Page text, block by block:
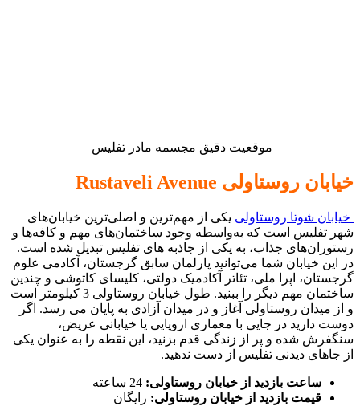
موقعیت دقیق مجسمه مادر تفلیس
خیابان روستاولی Rustaveli Avenue
خیابان شوتا روستاولی یکی از مهم‌ترین و اصلی‌ترین خیابان‌های
شهر تفلیس است که به‌واسطه وجود ساختمان‌های مهم و کافه‌ها و
رستوران‌های جذاب، به یکی از جاذبه های تفلیس تبدیل شده است.
در این خیابان شما می‌توانید پارلمان سابق گرجستان، آکادمی علوم
گرجستان، اپرا ملی، تئاتر آکادمیک دولتی، کلیسای کاتوشی و چندین
ساختمان مهم دیگر را ببنید. طول خیابان روستاولی 3 کیلومتر است
و از میدان روستاولی آغاز و در میدان آزادی به پایان می رسد. اگر
دوست دارید در جایی با معماری اروپایی یا خیابانی عریض،
سنگفرش شده و پر از زندگی قدم بزنید، این نقطه را به عنوان یکی
از جاهای دیدنی تفلیس از دست ندهید.
ساعت بازدید از خیابان روستاولی:
قیمت بازدید از خیابان روستاولی: رایگان